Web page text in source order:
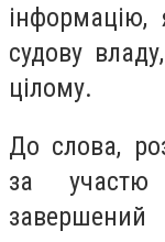
інформацію,
судову
цілому.
До слова,
за участю